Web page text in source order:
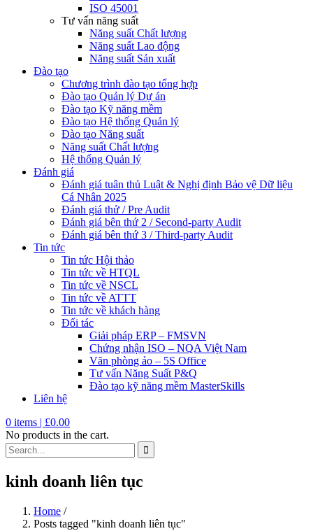
ISO 45001
Tư vấn năng suất
Năng suất Chất lượng
Năng suất Lao động
Năng suất Sản xuất
Đào tạo
Chương trình đào tạo tổng hợp
Đào tạo Quản lý Dự án
Đào tạo Kỹ năng mềm
Đào tạo Hệ thống Quản lý
Đào tạo Năng suất
Năng suất Chất lượng
Hệ thống Quản lý
Đánh giá
Đánh giá tuân thủ Luật & Nghị định Bảo vệ Dữ liệu
Cá Nhân 2025
Đánh giá thử / Pre Audit
Đánh giá bên thứ 2 / Second-party Audit
Đánh giá bên thứ 3 / Third-party Audit
Tin tức
Tin tức Hội thảo
Tin tức về HTQL
Tin tức về NSCL
Tin tức về ATTT
Tin tức về khách hàng
Đối tác
Giải pháp ERP – FMSVN
Chứng nhận ISO – NQA Việt Nam
Văn phòng ảo – 5S Office
Tư vấn Năng Suất P&Q
Đào tạo kỹ năng mềm MasterSkills
Liên hệ
0 items | £0.00
No products in the cart.
kinh doanh liên tục
Home /
Posts tagged "kinh doanh liên tục"